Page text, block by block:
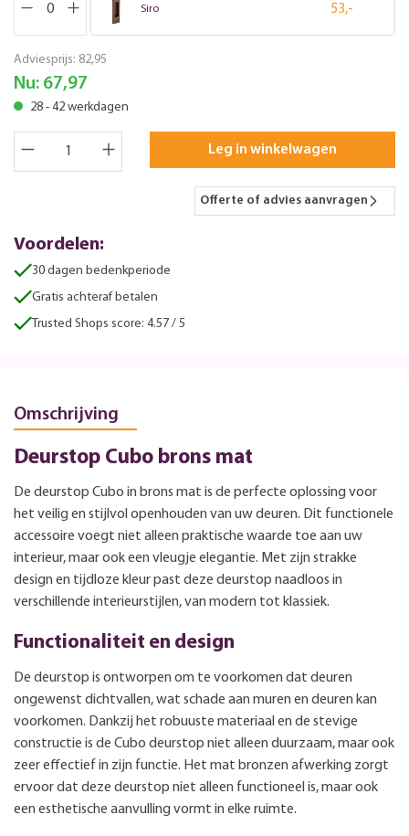
Siro 53,-
Adviesprijs: 82,95
Nu: 67,97
28 - 42 werkdagen
Leg in winkelwagen
Offerte of advies aanvragen
Voordelen:
30 dagen bedenkperiode
Gratis achteraf betalen
Trusted Shops score: 4.57 / 5
Omschrijving
Deurstop Cubo brons mat
De deurstop Cubo in brons mat is de perfecte oplossing voor
het veilig en stijlvol openhouden van uw deuren. Dit functionele
accessoire voegt niet alleen praktische waarde toe aan uw
interieur, maar ook een vleugje elegantie. Met zijn strakke
design en tijdloze kleur past deze deurstop naadloos in
verschillende interieurstijlen, van modern tot klassiek.
Functionaliteit en design
De deurstop is ontworpen om te voorkomen dat deuren
ongewenst dichtvallen, wat schade aan muren en deuren kan
voorkomen. Dankzij het robuuste materiaal en de stevige
constructie is de Cubo deurstop niet alleen duurzaam, maar ook
zeer effectief in zijn functie. Het mat bronzen afwerking zorgt
ervoor dat deze deurstop niet alleen functioneel is, maar ook
een esthetische aanvulling vormt in elke ruimte.